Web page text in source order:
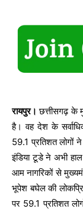
रायपुर। छत्तीसगढ़ के
है। वह देश के
59.1 प्रतिशत लोगों
इंडिया टूडे ने अभी
आम नागरिकों से
भूपेश बघेल की
पर 59.1 प्रतिशत